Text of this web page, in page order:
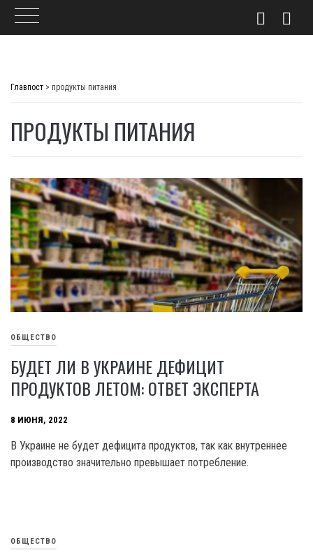
Главпост > продукты питания
ПРОДУКТЫ ПИТАНИЯ
ОБЩЕСТВО
БУДЕТ ЛИ В УКРАИНЕ ДЕФИЦИТ
ПРОДУКТОВ ЛЕТОМ: ОТВЕТ ЭКСПЕРТА
8 ИЮНЯ, 2022
В Украине не будет дефицита продуктов, так как внутреннее
производство значительно превышает потребление.
ОБЩЕСТВО